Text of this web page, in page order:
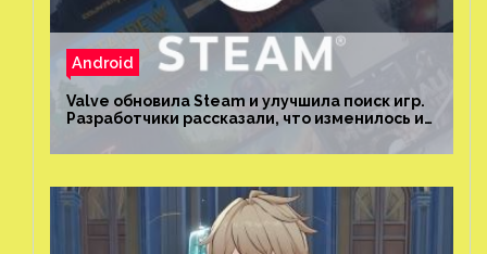
Android
Valve обновила Steam и улучшила поиск игр.
Разработчики рассказали, что изменилось и